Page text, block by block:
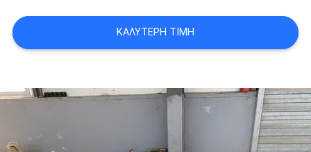
ΕΙΔΉΣΕΙΣ
SITEMAP
ΚΑΛΎΤΕΡΗ ΤΙΜΉ